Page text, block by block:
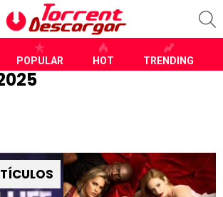
POPULAR HOT TRENDING